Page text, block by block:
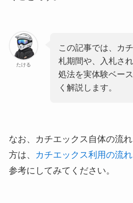
たける
この記事では、カ
札期間や、入札さ
処法を実体験ベー
く解説します。
なお、カチエックス自体の流
方は、
カチエックス利用の流
参考にしてみてください。